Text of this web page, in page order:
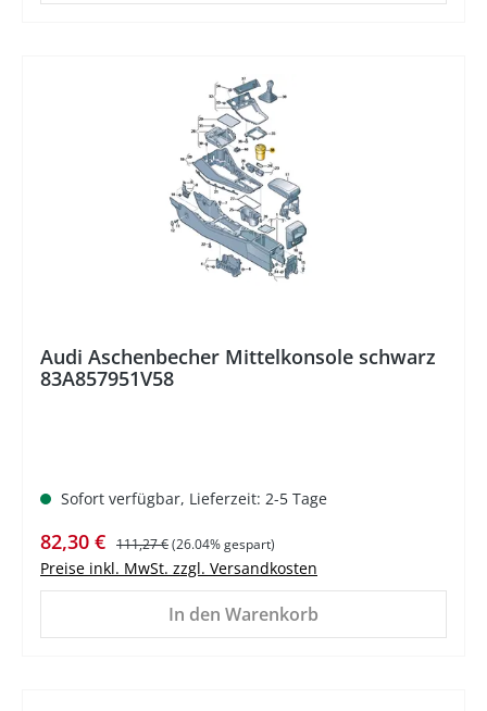
Audi Aschenbecher Mittelkonsole schwarz
83A857951V58
Sofort verfügbar, Lieferzeit: 2-5 Tage
Verkaufspreis:
82,30 € Regulärer Preis:
111,27 €(26.04% gespart)
Preise inkl. MwSt. zzgl. Versandkosten
In den Warenkorb